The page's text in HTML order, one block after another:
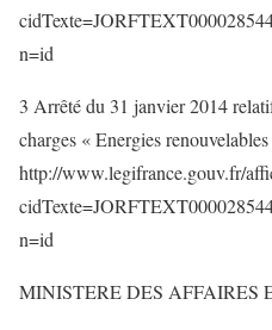
n=id
3 Arrêté du 31 janvier 2014
charges « Energies renouvelables
http://www.legifrance.gouv.fr/
n=id
MINISTERE DES AFFAIRES